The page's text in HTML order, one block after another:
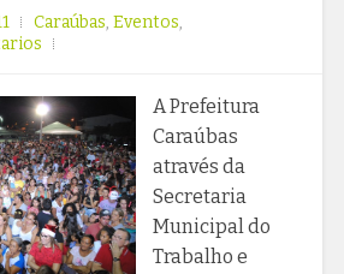
Caraúbas, Eventos,
A Prefeitura
Caraúbas
através da
Secretaria
Municipal do
Trabalho e